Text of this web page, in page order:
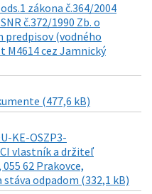
zákona č.364/2004
č.372/1990 Zb. o
predpisov (vodného
M4614 cez Jamnický
(477,6 kB)
KE-OSZP3-
vlastník a držiteľ
62 Prakovce,
odpadom (332,1 kB)